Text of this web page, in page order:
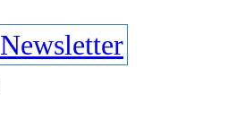
Newsletter